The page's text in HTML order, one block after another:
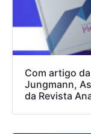
Com artigo
Jungmann,
da Revista